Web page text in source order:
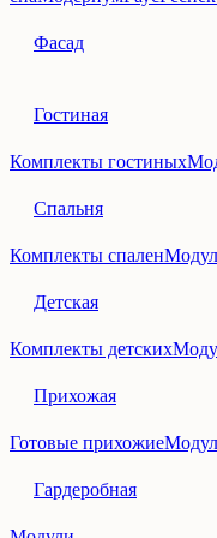
Фасад
Гостиная
Комплекты гостиных
Спальня
Комплекты спален
Детская
Комплекты детских
Прихожая
Готовые прихожие
Гардеробная